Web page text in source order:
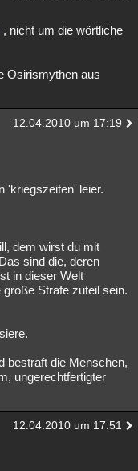
, nicht um die wörtliche
Osirismythen aus
12.04.2010 um 17:19
'kriegszeiten' leier.
dem wirst du mit
sind die, deren
in dieser Welt
Strafe zuteil sein.
bestraft die Menschen,
ungerechtfertigter
12.04.2010 um 17:51